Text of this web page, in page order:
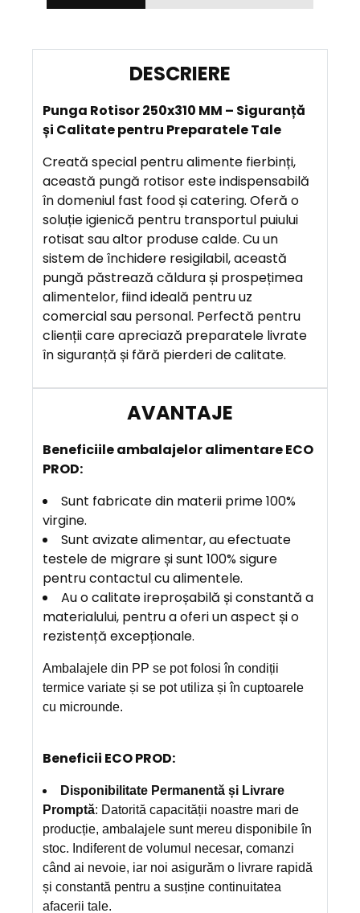
S
C
R
I
E
R
E
A
N
A
Punga Rotisor 250x310 MM – Siguranță
și Calitate pentru Preparatele Tale
Creată special pentru alimente fierbinți,
această pungă rotisor este indispensabilă
în domeniul fast food și catering. Oferă o
soluție igienică pentru transportul puiului
rotisat sau altor produse calde. Cu un
sistem de închidere resigilabil, această
pungă păstrează căldura și prospețimea
alimentelor, fiind ideală pentru uz
comercial sau personal. Perfectă pentru
clienții care apreciază preparatele livrate
în siguranță și fără pierderi de calitate.
Beneficiileambalajelor alimentare ECO
PROD:
Sunt fabricate din materii prime 100%
virgine.
Sunt avizate alimentar, au efectuate
testele de migrare și sunt 100% sigure
pentru contactul cu alimentele.
Au o calitate ireproșabilă și constantă a
materialului, pentru a oferi un aspect și o
rezistență excepționale.
Ambalajele din PP se pot folosi în condiții
termice variate și se pot utiliza și în cuptoarele
cu microunde.
Beneficii ECO PROD:
Disponibilitate Permanentă și Livrare
Promptă: Datorită capacității noastre mari de
producție, ambalajele sunt mereu disponibile în
stoc. Indiferent de volumul necesar, comanzi
când ai nevoie, iar noi asigurăm o livrare rapidă
și constantă pentru a susține continuitatea
afacerii tale.